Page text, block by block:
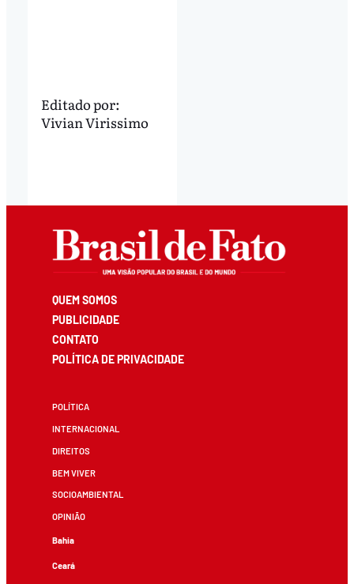
Editado por:
Vivian Virissimo
QUEM SOMOS
PUBLICIDADE
CONTATO
POLÍTICA DE PRIVACIDADE
POLÍTICA
INTERNACIONAL
DIREITOS
BEM VIVER
SOCIOAMBIENTAL
OPINIÃO
Bahia
Ceará